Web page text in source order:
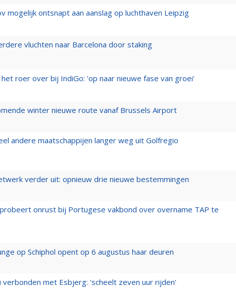
mogelijk ontsnapt aan aanslag op luchthaven Leipzig
vluchten naar Barcelona door staking
roer over bij IndiGo: 'op naar nieuwe fase van groei'
winter nieuwe route vanaf Brussels Airport
andere maatschappijen langer weg uit Golfregio
verder uit: opnieuw drie nieuwe bestemmingen
onrust bij Portugese vakbond over overname TAP te
op Schiphol opent op 6 augustus haar deuren
verbonden met Esbjerg: 'scheelt zeven uur rijden'